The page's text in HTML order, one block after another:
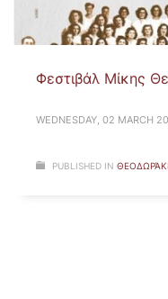
Φεστιβάλ Μίκης
WEDNESDAY, 02 MARCH
PUBLISHED IN